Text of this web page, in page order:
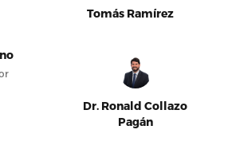
Tomás Ramírez
Dr. Ronald Collazo
Pagán